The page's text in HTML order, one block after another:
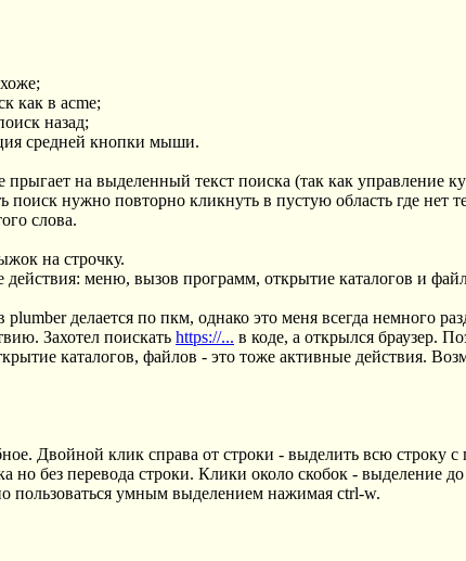
как в acme;
назад;
средней кнопки мыши.
на выделенный текст поиска (так как управление
поиск нужно повторно кликнуть в пустую область где нет
слова.
на строчку.
меню, вызов программ, открытие каталогов и
делается по пкм, однако это меня всегда немного
Захотел поискать https://... в коде, а открылся браузер.
каталогов, файлов - это тоже активные действия.
Двойной клик справа от строки - выделить всю строку
но без перевода строки. Клики около скобок - выделение
умным выделением нажимая ctrl-w.